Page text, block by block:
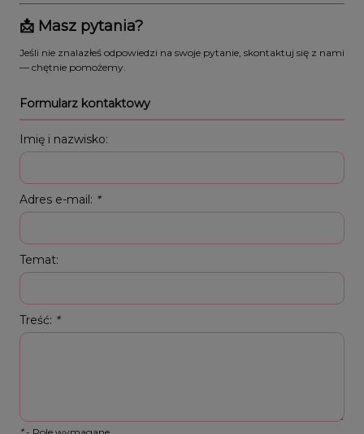
📩 Masz pytania?
Jeśli nie znalazłeś odpowiedzi na swoje pytanie, skontaktuj się z nami
— chętnie pomożemy.
Formularz kontaktowy
Imię i nazwisko:
Adres e-mail: *
Temat:
Treść: *